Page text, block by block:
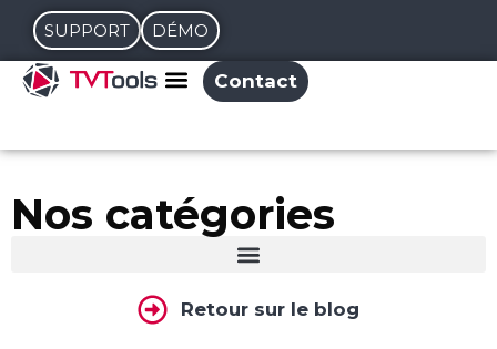
SUPPORT DÉMO
Contact
Nos catégories
Retour sur le blog